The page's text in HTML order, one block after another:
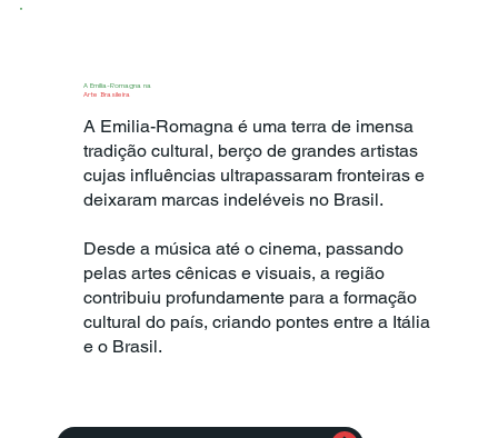
A Emilia-Romagna na
Arte Brasileira
A Emilia-Romagna é uma terra de imensa
tradição cultural, berço de grandes artistas
cujas influências ultrapassaram fronteiras e
deixaram marcas indeléveis no Brasil.
Desde a música até o cinema, passando
pelas artes cênicas e visuais, a região
contribuiu profundamente para a formação
cultural do país, criando pontes entre a Itália
e o Brasil.